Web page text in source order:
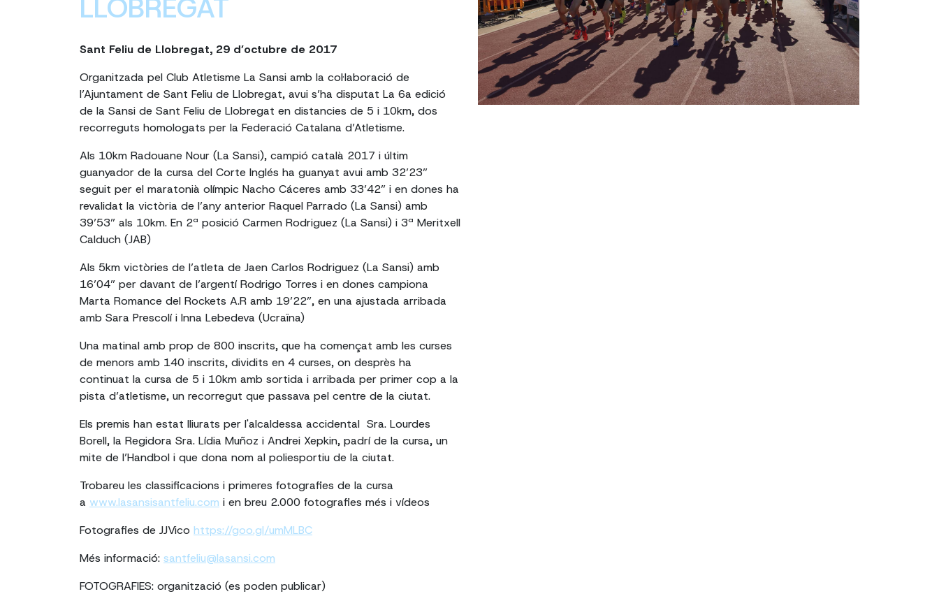
LLOBREGAT
Sant Feliu de Llobregat, 29 d’octubre de 2017
Organitzada pel Club Atletisme La Sansi amb la col·laboració de
l’Ajuntament de Sant Feliu de Llobregat, avui s’ha disputat La 6a edició
de la Sansi de Sant Feliu de Llobregat en distancies de 5 i 10km, dos
recorreguts homologats per la Federació Catalana d’Atletisme.
Als 10km Radouane Nour (La Sansi), campió català 2017 i últim
guanyador de la cursa del Corte Inglés ha guanyat avui amb 32’23”
seguit per el maratonià olímpic Nacho Cáceres amb 33’42” i en dones ha
revalidat la victòria de l’any anterior Raquel Parrado (La Sansi) amb
39’53” als 10km. En 2ª posició Carmen Rodriguez (La Sansi) i 3ª Meritxell
Calduch (JAB)
Als 5km victòries de l’atleta de Jaen Carlos Rodriguez (La Sansi) amb
16’04” per davant de l’argentí Rodrigo Torres i en dones campiona
Marta Romance del Rockets A.R amb 19’22”, en una ajustada arribada
amb Sara Prescolí i Inna Lebedeva (Ucraïna)
Una matinal amb prop de 800 inscrits, que ha començat amb les curses
de menors amb 140 inscrits, dividits en 4 curses, on desprès ha
continuat la cursa de 5 i 10km amb sortida i arribada per primer cop a la
pista d’atletisme, un recorregut que passava pel centre de la ciutat.
Els premis han estat lliurats per l'alcaldessa accidental Sra. Lourdes
Borell, la Regidora Sra. Lídia Muñoz i Andrei Xepkin, padrí de la cursa, un
mite de l’Handbol i que dona nom al poliesportiu de la ciutat.
Trobareu les classificacions i primeres fotografies de la cursa
a www.lasansisantfeliu.com i en breu 2.000 fotografies més i vídeos
Fotografies de JJVico https://goo.gl/umMLBC
Més informació: santfeliu@lasansi.com
FOTOGRAFIES: organització (es poden publicar)